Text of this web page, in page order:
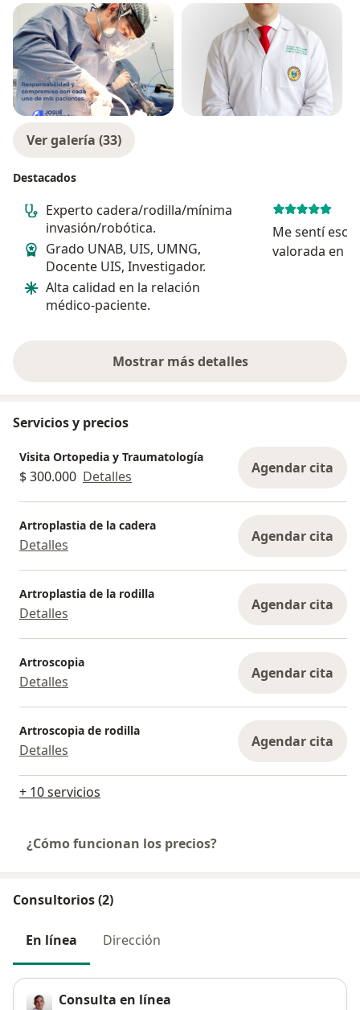
Ver galería (33)
Destacados
Experto cadera/rodilla/mínima
invasión/robótica.
Grado UNAB, UIS, UMNG,
Docente UIS, Investigador.
Alta calidad en la relación
médico-paciente.
Me sentí
valorada en
Mostrar más detalles
sobre la experiencia
Servicios y precios
Visita Ortopedia y Traumatología
$ 300.000 Detalles Agendar cita
Artroplastia de la cadera
Detalles Agendar cita
Artroplastia de la rodilla
Detalles Agendar cita
Artroscopia
Detalles Agendar cita
Artroscopia de rodilla
Detalles Agendar cita
+ 10 servicios
¿Cómo funcionan los precios?
Consultorios (2)
En línea Dirección
Consulta en línea